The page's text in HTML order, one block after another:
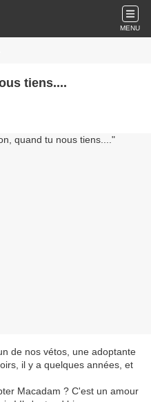
MENU
tiens....
de nos vétos, une adoptante
il y a quelques années, et
Macadam ? C'est un amour